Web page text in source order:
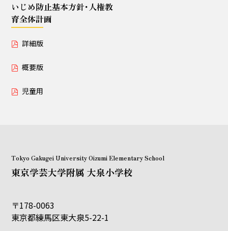
いじめ防止基本方針･人権教育全体計画
詳細版
児童用
いじめ防止基本方針･人権教
育全体計画
詳細版
概要版
児童用
Tokyo Gakugei University Oizumi Elementary School
東京学芸大学附属 大泉小学校
〒178-0063
東京都練馬区東大泉5-22-1